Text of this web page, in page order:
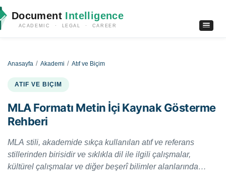
Document Intelligence
ACADEMIC · LEGAL · CAREER
Anasayfa Akademi Atıf ve Biçim
ATIF VE BIÇIM
MLA Formatı Metin İçi Kaynak Gösterme
Rehberi
MLA stili, akademide sıkça kullanılan atıf ve referans
stillerinden birisidir ve sıklıkla dil ile ilgili çalışmalar,
kültürel çalışmalar ve diğer beşerî bilimler alanlarında